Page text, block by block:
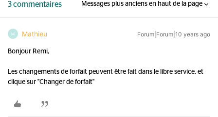
3 commentaires Messages plus anciens en haut de la page
M Mathieu Forum|Forum|10 years ago
Bonjour Remi,
Les changements de forfait peuvent être fait dans le libre service, et
clique sur "Changer de forfait"